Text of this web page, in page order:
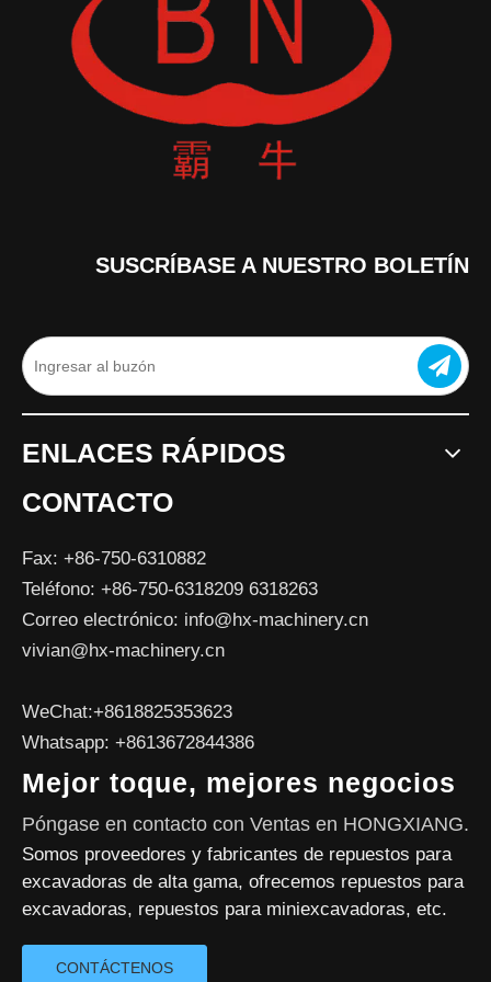
SUSCRÍBASE A NUESTRO BOLETÍN
ENLACES RÁPIDOS
CONTACTO
Fax: +86-750-6310882
Teléfono: +86-750-6318209 6318263
Correo electrónico: info@hx-machinery.cn
vivian@hx-machinery.cn
WeChat:+8618825353623
Whatsapp: +8613672844386
Mejor toque, mejores negocios
Póngase en contacto con Ventas en HONGXIANG.
Somos proveedores y fabricantes de repuestos para
excavadoras de alta gama, ofrecemos repuestos para
excavadoras, repuestos para miniexcavadoras, etc.
CONTÁCTENOS